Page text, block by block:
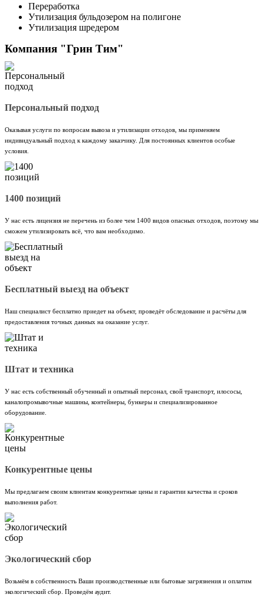
Переработка
Утилизация бульдозером на полигоне
Утилизация шредером
Компания "Грин Тим"
Персональный подход
Оказывая услуги по вопросам вывоза и утилизации отходов, мы применяем
индивидуальный подход к каждому заказчику. Для постоянных клиентов особые
условия.
1400 позиций
У нас есть лицензия не перечень из более чем 1400 видов опасных отходов, поэтому мы
сможем утилизировать всё, что вам необходимо.
Бесплатный выезд на объект
Наш специалист бесплатно приедет на объект, проведёт обследование и расчёты для
предоставления точных данных на оказание услуг.
Штат и техника
У нас есть собственный обученный и опытный персонал, свой транспорт, илососы,
каналопромывочные машины, контейнеры, бункеры и специализированное
оборудование.
Конкурентные цены
Мы предлагаем своим клиентам конкурентные цены и гарантии качества и сроков
выполнения работ.
Экологический сбор
Возьмём в собственность Ваши производственные или бытовые загрязнения и оплатим
экологический сбор. Проведём аудит.